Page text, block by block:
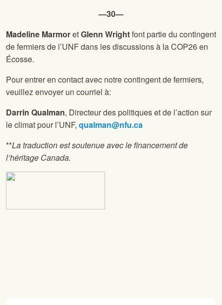
—30—
Madeline MarmoretGlenn Wrightfont partie du contingent
de fermiers de l’UNF dans les discussions à la COP26 en
Écosse.
Pour entrer en contact avec notre contingent de fermiers,
veuillez envoyer un courriel à:
Darrin Qualman, Directeur des politiques et de l’action sur
le climat pour l’UNF, qualman@nfu.ca
**La traduction est soutenue avec le financement de
l’héritage Canada.